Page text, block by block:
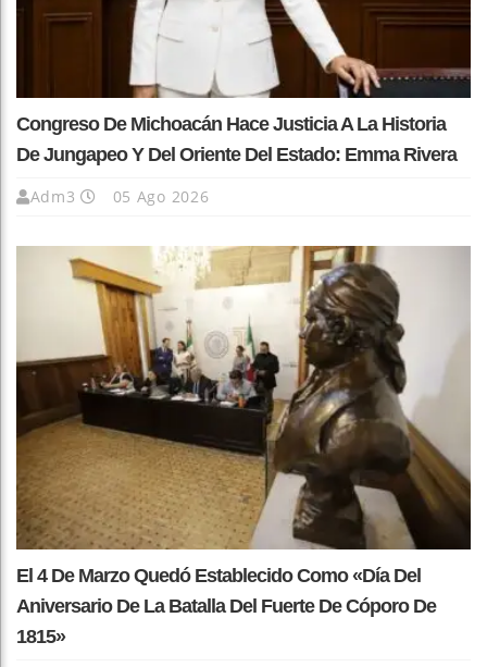
Congreso De Michoacán Hace Justicia A La Historia
De Jungapeo Y Del Oriente Del Estado: Emma Rivera
Adm3 05 Ago 2026
El 4 De Marzo Quedó Establecido Como «Día Del
Aniversario De La Batalla Del Fuerte De Cóporo De
1815»